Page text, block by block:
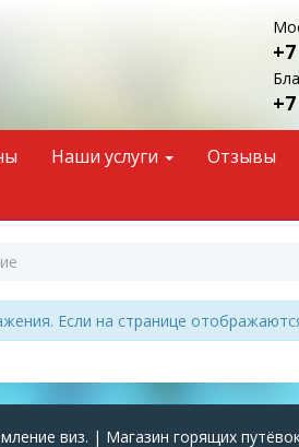
Наши услуги Отзывы
Если на странице
виз. | Магазин горящих